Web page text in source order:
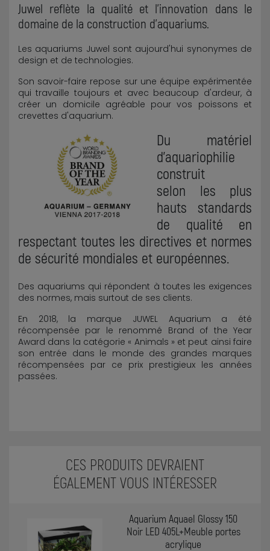
Juwel reflète la qualité et l'innovation dans le
domaine de la construction d'aquariums.
Les aquariums Juwel sont aujourd'hui synonymes de
design et de technologies.
Son savoir-faire repose sur une équipe expérimentée
qui travaille toujours et avec beaucoup d'ardeur, à
créer un domicile agréable pour vos poissons et
crevettes d'aquarium.
Du matériel
d'aquariophilie
construit
selon les plus
hauts standards
de qualité en
respectant toutes les directives et normes
de sécurité mondiales et européennes.
Des aquariums qui répondent à toutes les exigences
des normes, mais surtout de ses clients.
En 2018, la marque JUWEL Aquarium a été
récompensée par le renommé Brand of the Year
Award dans la catégorie « Animals » et peut ainsi faire
son entrée dans le monde des grandes marques
récompensées par ce prix prestigieux les années
passées.
CES PRODUITS DEVRAIENT
ÉGALEMENT VOUS INTÉRESSER
Aquarium Aquael Glossy 150
Noir LED 405L+Meuble portes
acrylique